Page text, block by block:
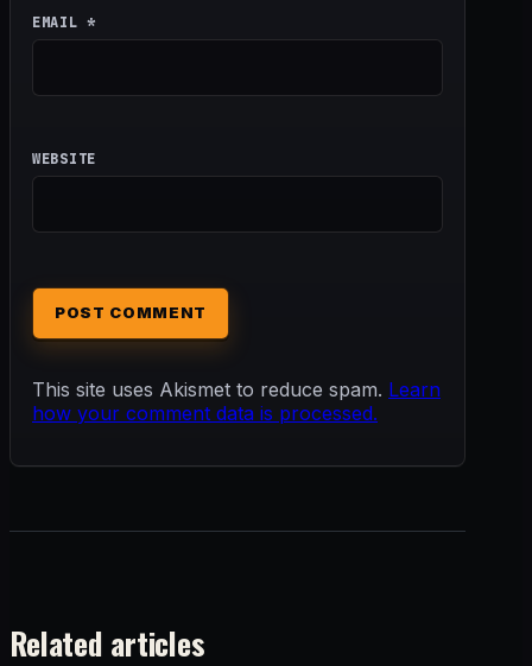
EMAIL*
WEBSITE
This site uses Akismet to reduce spam. Learn
how your comment data is processed.
Related articles